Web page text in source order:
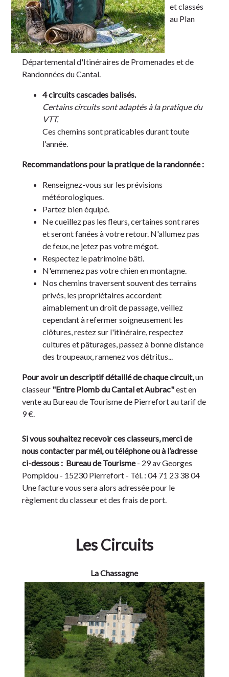
et classés
au Plan
Départemental d'Itinéraires de Promenades et de
Randonnées du Cantal.
4 circuits cascades balisés.
Certains circuits sont adaptés à la pratique du
VTT.
Ces chemins sont praticables durant toute
l'année.
Recommandations pour la pratique de la randonnée :
Renseignez-vous sur les prévisions
météorologiques.
Partez bien équipé.
Ne cueillez pas les fleurs, certaines sont rares
et seront fanées à votre retour. N'allumez pas
de feux, ne jetez pas votre mégot.
Respectez le patrimoine bâti.
N'emmenez pas votre chien en montagne.
Nos chemins traversent souvent des terrains
privés, les propriétaires accordent
aimablement un droit de passage, veillez
cependant à refermer soigneusement les
clôtures, restez sur l'itinéraire, respectez
cultures et pâturages, passez à bonne distance
des troupeaux, ramenez vos détritus...
Pour avoir un descriptif détaillé de chaque circuit,un
classeur "Entre Plomb du Cantal et Aubrac"est en
vente au Bureau de Tourisme de Pierrefort au tarif de
9 €.
Si vous souhaitez recevoir ces classeurs, merci de
nous contacter par mél, ou téléphone ou à l’adresse
ci-dessous : Bureau de Tourisme- 29 av Georges
Pompidou - 15230 Pierrefort - Tél. : 04 71 23 38 04
Une facture vous sera alors adressée pour le
règlement du classeur et des frais de port.
Les Circuits
La Chassagne